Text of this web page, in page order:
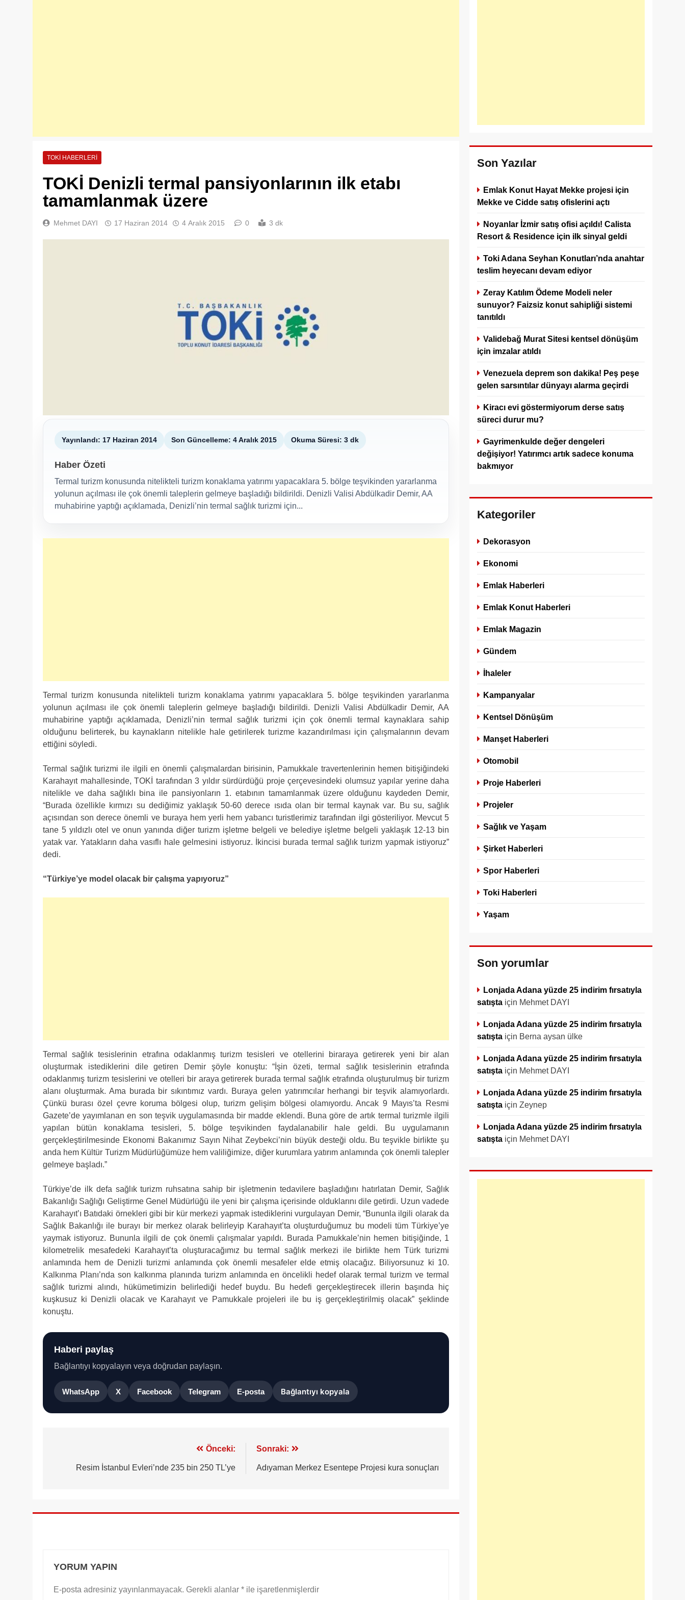
TOKI HABERLERI
TOKİ Denizli termal pansiyonlarının ilk etabı
tamamlanmak üzere
Mehmet DAYI 17 Haziran 2014 4 Aralık 2015 0 3 dk
Yayınlandı: 17 Haziran 2014 Son Güncelleme: 4 Aralık 2015 Okuma Süresi: 3 dk
Haber Özeti
Termal turizm konusunda nitelikteli turizm konaklama yatırımı yapacaklara 5. bölge teşvikinden yararlanma
yolunun açılması ile çok önemli taleplerin gelmeye başladığı bildirildi. Denizli Valisi Abdülkadir Demir, AA
muhabirine yaptığı açıklamada, Denizli’nin termal sağlık turizmi için...
Termal turizm konusunda nitelikteli turizm konaklama yatırımı yapacaklara 5. bölge teşvikinden yararlanma
yolunun açılması ile çok önemli taleplerin gelmeye başladığı bildirildi. Denizli Valisi Abdülkadir Demir, AA
muhabirine yaptığı açıklamada, Denizli’nin termal sağlık turizmi için çok önemli termal kaynaklara sahip
olduğunu belirterek, bu kaynakların nitelikle hale getirilerek turizme kazandırılması için çalışmalarının devam
ettiğini söyledi.
Termal sağlık turizmi ile ilgili en önemli çalışmalardan birisinin, Pamukkale travertenlerinin hemen bitişiğindeki
Karahayıt mahallesinde, TOKİ tarafından 3 yıldır sürdürdüğü proje çerçevesindeki olumsuz yapılar yerine daha
nitelikle ve daha sağlıklı bina ile pansiyonların 1. etabının tamamlanmak üzere olduğunu kaydeden Demir,
“Burada özellikle kırmızı su dediğimiz yaklaşık 50-60 derece ısıda olan bir termal kaynak var. Bu su, sağlık
açısından son derece önemli ve buraya hem yerli hem yabancı turistlerimiz tarafından ilgi gösteriliyor. Mevcut 5
tane 5 yıldızlı otel ve onun yanında diğer turizm işletme belgeli ve belediye işletme belgeli yaklaşık 12-13 bin
yatak var. Yatakların daha vasıflı hale gelmesini istiyoruz. İkincisi burada termal sağlık turizm yapmak istiyoruz”
dedi.
“Türkiye’ye model olacak bir çalışma yapıyoruz”
Termal sağlık tesislerinin etrafına odaklanmış turizm tesisleri ve otellerini biraraya getirerek yeni bir alan
oluşturmak istediklerini dile getiren Demir şöyle konuştu: “İşin özeti, termal sağlık tesislerinin etrafında
odaklanmış turizm tesislerini ve otelleri bir araya getirerek burada termal sağlık etrafında oluşturulmuş bir turizm
alanı oluşturmak. Ama burada bir sıkıntımız vardı. Buraya gelen yatırımcılar herhangi bir teşvik alamıyorlardı.
Çünkü burası özel çevre koruma bölgesi olup, turizm gelişim bölgesi olamıyordu. Ancak 9 Mayıs’ta Resmi
Gazete’de yayımlanan en son teşvik uygulamasında bir madde eklendi. Buna göre de artık termal turizmle ilgili
yapılan bütün konaklama tesisleri, 5. bölge teşvikinden faydalanabilir hale geldi. Bu uygulamanın
gerçekleştirilmesinde Ekonomi Bakanımız Sayın Nihat Zeybekci’nin büyük desteği oldu. Bu teşvikle birlikte şu
anda hem Kültür Turizm Müdürlüğümüze hem valiliğimize, diğer kurumlara yatırım anlamında çok önemli talepler
gelmeye başladı.”
Türkiye’de ilk defa sağlık turizm ruhsatına sahip bir işletmenin tedavilere başladığını hatırlatan Demir, Sağlık
Bakanlığı Sağlığı Geliştirme Genel Müdürlüğü ile yeni bir çalışma içerisinde olduklarını dile getirdi. Uzun vadede
Karahayıt’ı Batıdaki örnekleri gibi bir kür merkezi yapmak istediklerini vurgulayan Demir, “Bununla ilgili olarak da
Sağlık Bakanlığı ile burayı bir merkez olarak belirleyip Karahayıt’ta oluşturduğumuz bu modeli tüm Türkiye’ye
yaymak istiyoruz. Bununla ilgili de çok önemli çalışmalar yapıldı. Burada Pamukkale’nin hemen bitişiğinde, 1
kilometrelik mesafedeki Karahayıt’ta oluşturacağımız bu termal sağlık merkezi ile birlikte hem Türk turizmi
anlamında hem de Denizli turizmi anlamında çok önemli mesafeler elde etmiş olacağız. Biliyorsunuz ki 10.
Kalkınma Planı’nda son kalkınma planında turizm anlamında en öncelikli hedef olarak termal turizm ve termal
sağlık turizmi alındı, hükümetimizin belirlediği hedef buydu. Bu hedefi gerçekleştirecek illerin başında hiç
kuşkusuz ki Denizli olacak ve Karahayıt ve Pamukkale projeleri ile bu iş gerçekleştirilmiş olacak” şeklinde
konuştu.
Haberi paylaş
Bağlantıyı kopyalayın veya doğrudan paylaşın.
WhatsApp X Facebook Telegram E-posta Bağlantıyı kopyala
gezinmesi
Önceki:
Resim İstanbul Evleri’nde 235 bin 250 TL’ye
Sonraki:
Adıyaman Merkez Esentepe Projesi kura sonuçları
YORUM YAPIN
E-posta adresiniz yayınlanmayacak. Gerekli alanlar * ile işaretlenmişlerdir
Son Yazılar
Emlak Konut Hayat Mekke projesi için
Mekke ve Cidde satış ofislerini açtı
Noyanlar İzmir satış ofisi açıldı! Calista
Resort & Residence için ilk sinyal geldi
Toki Adana Seyhan Konutları’nda anahtar
teslim heyecanı devam ediyor
Zeray Katılım Ödeme Modeli neler
sunuyor? Faizsiz konut sahipliği sistemi
tanıtıldı
Validebağ Murat Sitesi kentsel dönüşüm
için imzalar atıldı
Venezuela deprem son dakika! Peş peşe
gelen sarsıntılar dünyayı alarma geçirdi
Kiracı evi göstermiyorum derse satış
süreci durur mu?
Gayrimenkulde değer dengeleri
değişiyor! Yatırımcı artık sadece konuma
bakmıyor
Kategoriler
Dekorasyon
Ekonomi
Emlak Haberleri
Emlak Konut Haberleri
Emlak Magazin
Gündem
İhaleler
Kampanyalar
Kentsel Dönüşüm
Manşet Haberleri
Otomobil
Proje Haberleri
Projeler
Sağlık ve Yaşam
Şirket Haberleri
Spor Haberleri
Toki Haberleri
Yaşam
Son yorumlar
Lonjada Adana yüzde 25 indirim fırsatıyla
satışta için Mehmet DAYI
Lonjada Adana yüzde 25 indirim fırsatıyla
satışta için Berna aysan ülke
Lonjada Adana yüzde 25 indirim fırsatıyla
satışta için Mehmet DAYI
Lonjada Adana yüzde 25 indirim fırsatıyla
satışta için Zeynep
Lonjada Adana yüzde 25 indirim fırsatıyla
satışta için Mehmet DAYI